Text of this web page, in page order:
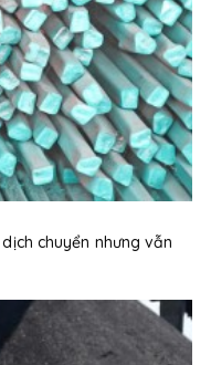
chuyển nhưng vẫn